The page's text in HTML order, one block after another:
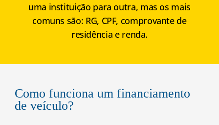
uma instituição para outra, mas os mais
comuns são: RG, CPF, comprovante de
residência e renda.
Como funciona um financiamento
de veículo?